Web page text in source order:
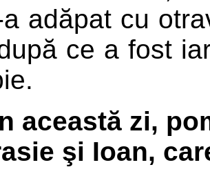
adăpat cu
ce a fost
această zi,
şi Ioan,